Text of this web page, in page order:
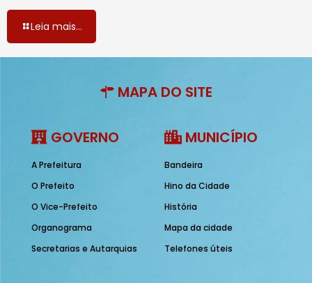
Leia mais...
MAPA DO SITE
GOVERNO
A Prefeitura
O Prefeito
O Vice-Prefeito
Organograma
Secretarias e Autarquias
MUNICÍPIO
Bandeira
Hino da Cidade
História
Mapa da cidade
Telefones úteis